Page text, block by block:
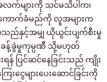
များကို သင်မသိပါက၊
ောက်ခံမည်ကို လူအများက
သည်နှင့်အမျှ ယိုယွင်းပျက်စီးမှု
ခန့်ခွဲမှုကုမ္ပဏီ သို့မဟုတ်
န် ပြင်ဆင်နေခြင်းသည် ကျိုး
းငွေများပေးဆောင်ခြင်းကို